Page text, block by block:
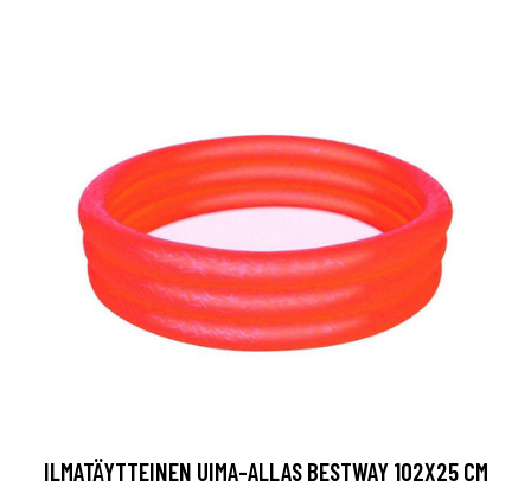
ILMATÄYTTEINEN UIMA-ALLAS BESTWAY 102X25 CM